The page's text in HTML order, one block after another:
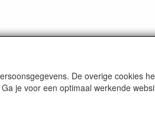
De overige cookies
je voor een optimaal werkende